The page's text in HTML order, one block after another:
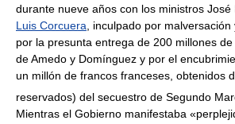
durante nueve años con los ministros José
Luis Corcuera , inculpado por
por la presunta entrega de 200 millones de
de Amedo y Domínguez y por el
un millón de francos franceses, obtenidos
reservados) del secuestro de Segundo
Mientras el Gobierno manifestaba